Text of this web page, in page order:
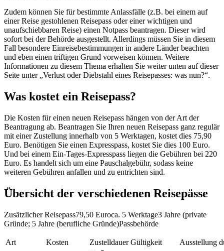
Zudem können Sie für bestimmte Anlassfälle (z.B. bei einem auf
einer Reise gestohlenen Reisepass oder einer wichtigen und
unaufschiebbaren Reise) einen Notpass beantragen. Dieser wird
sofort bei der Behörde ausgestellt. Allerdings müssen Sie in diesem
Fall besondere Einreisebestimmungen in andere Länder beachten
und eben einen triftigen Grund vorweisen können. Weitere
Informationen zu diesem Thema erhalten Sie weiter unten auf dieser
Seite unter „Verlust oder Diebstahl eines Reisepasses: was nun?“.
Was kostet ein Reisepass?
Die Kosten für einen neuen Reisepass hängen von der Art der
Beantragung ab. Beantragen Sie Ihren neuen Reisepass ganz regulär
mit einer Zustellung innerhalb von 5 Werktagen, kostet dies 75,90
Euro. Benötigen Sie einen Expresspass, kostet Sie dies 100 Euro.
Und bei einem Ein-Tages-Expresspass liegen die Gebühren bei 220
Euro. Es handelt sich um eine Pauschalgebühr, sodass keine
weiteren Gebühren anfallen und zu entrichten sind.
Übersicht der verschiedenen Reisepässe
Zusätzlicher Reisepass79,50 Euroca. 5 Werktage3 Jahre (private
Gründe; 5 Jahre (berufliche Gründe)Passbehörde
Art Kosten Zustelldauer Gültigkeit
Ausstellung